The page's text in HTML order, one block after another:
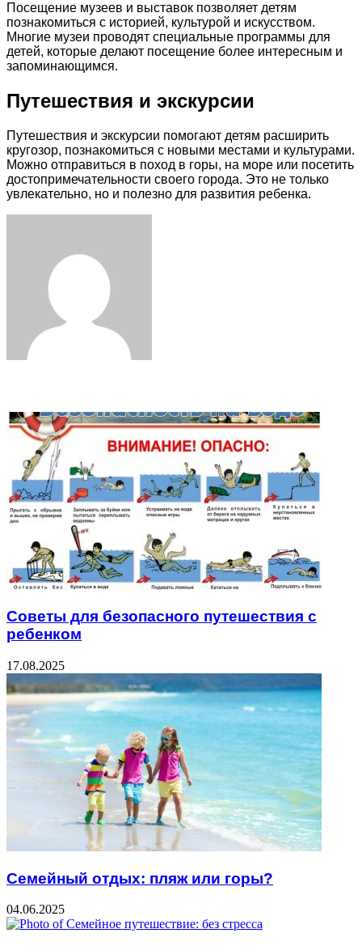
Посещение музеев и выставок позволяет детям
познакомиться с историей, культурой и искусством.
Многие музеи проводят специальные программы для
детей, которые делают посещение более интересным и
запоминающимся.
Путешествия и экскурсии
Путешествия и экскурсии помогают детям расширить
кругозор, познакомиться с новыми местами и культурами.
Можно отправиться в поход в горы, на море или посетить
достопримечательности своего города. Это не только
увлекательно, но и полезно для развития ребенка.
Советы для безопасного путешествия с
ребенком
17.08.2025
Семейный отдых: пляж или горы?
04.06.2025